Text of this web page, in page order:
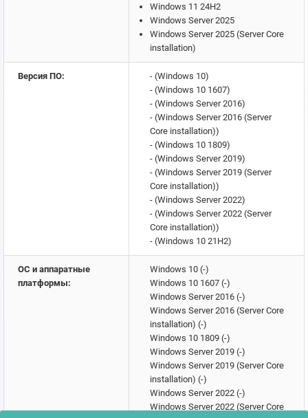
Windows 11 24H2
Windows Server 2025
Windows Server 2025 (Server Core
installation)
Версия ПО:
- (Windows 10)
- (Windows 10 1607)
- (Windows Server 2016)
- (Windows Server 2016 (Server
Core installation))
- (Windows 10 1809)
- (Windows Server 2019)
- (Windows Server 2019 (Server
Core installation))
- (Windows Server 2022)
- (Windows Server 2022 (Server
Core installation))
- (Windows 10 21H2)
- (Windows 11 22H2)
- (Windows 10 22H2)
- (Windows 11 23H2)
- (Windows Server 2022, 23H2
Edition (Server Core installation))
- (Windows 11 24H2)
- (Windows Server 2025)
- (Windows Server 2025 (Server
Core installation))
ОС и аппаратные
платформы:
Windows 10 (-)
Windows 10 1607 (-)
Windows Server 2016 (-)
Windows Server 2016 (Server Core
installation) (-)
Windows 10 1809 (-)
Windows Server 2019 (-)
Windows Server 2019 (Server Core
installation) (-)
Windows Server 2022 (-)
Windows Server 2022 (Server Core